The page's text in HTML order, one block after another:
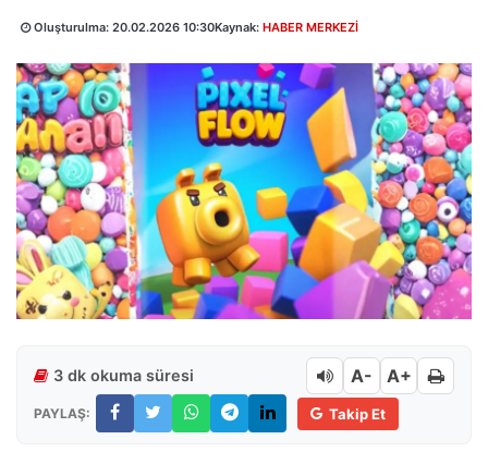
Oluşturulma: 20.02.2026 10:30Kaynak: HABER MERKEZİ
3 dk okuma süresi A- A+
PAYLAŞ: Takip Et